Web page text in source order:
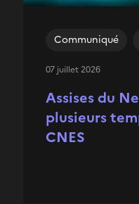
Assises du
plusieurs
CNES
Communiqué
07 juillet 2026